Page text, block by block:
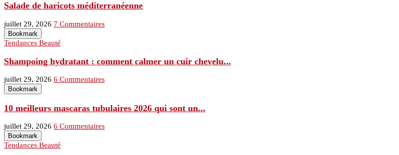
Salade de haricots méditerranéenne
juillet 29, 2026 7 Commentaires
Bookmark
Tendances Beauté
Shampoing hydratant : comment calmer un cuir chevelu...
juillet 29, 2026 6 Commentaires
Bookmark
10 meilleurs mascaras tubulaires 2026 qui sont un...
juillet 29, 2026 6 Commentaires
Bookmark
Tendances Beauté